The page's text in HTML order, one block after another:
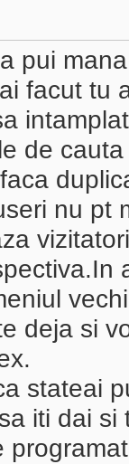
pui
facut tu
de
nu pt
deja si
stateai
iti dai